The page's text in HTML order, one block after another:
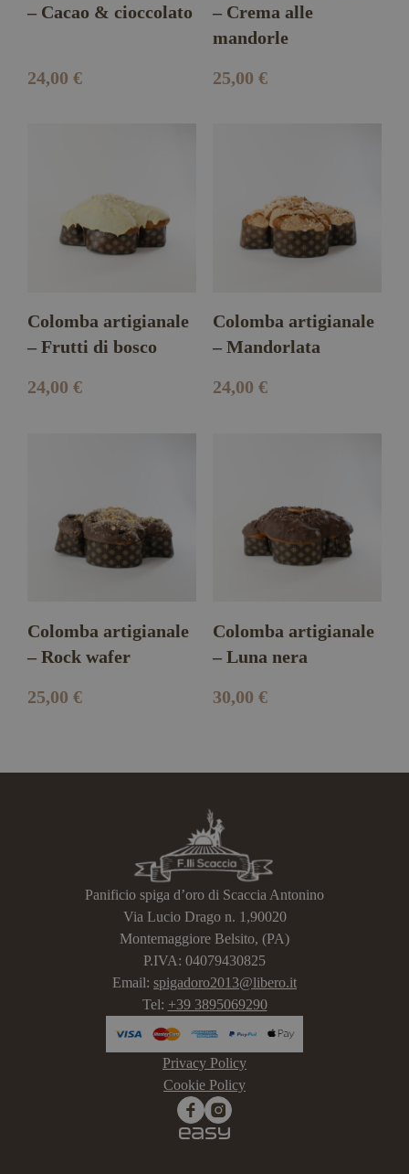
– Cacao & cioccolato
24,00€
– Crema alle
mandorle
25,00 €
Colomba artigianale
– Frutti di bosco
24,00€
Colomba artigianale
– Mandorlata
24,00 €
Colomba artigianale
– Rock wafer
25,00€
Colomba artigianale
– Luna nera
30,00 €
Panificio spiga d’oro di Scaccia Antonino
Via Lucio Drago n. 1,90020
Montemaggiore Belsito, (PA)
P.IVA: 04079430825
Email: spigadoro2013@libero.it
Tel: +39 3895069290
Privacy Policy
Cookie Policy